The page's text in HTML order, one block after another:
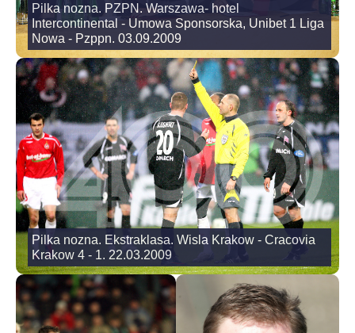
Pilka nozna. PZPN. Warszawa- hotel
Intercontinental - Umowa Sponsorska, Unibet 1 Liga
Nowa - Pzppn. 03.09.2009
Pilka nozna. Ekstraklasa. Wisla Krakow - Cracovia
Krakow 4 - 1. 22.03.2009